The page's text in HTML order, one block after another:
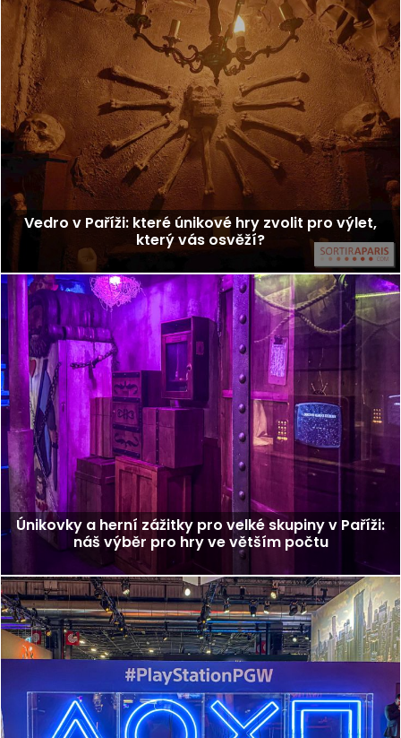
Vedro v Paříži: které únikové hry zvolit pro výlet,
který vás osvěží?
Únikovky a herní zážitky pro velké skupiny v Paříži:
náš výběr pro hry ve větším počtu